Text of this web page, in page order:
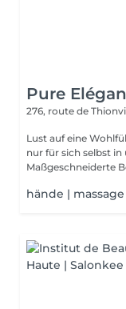
Pure
276, route de
Lust auf eine Wohlfühlpause? Gönnen Sie
nur für sich selbst in
Maßgeschneiderte
hände | massage